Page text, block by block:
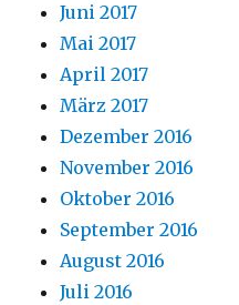
Juni 2017
Mai 2017
April 2017
März 2017
Dezember 2016
November 2016
Oktober 2016
September 2016
August 2016
Juli 2016